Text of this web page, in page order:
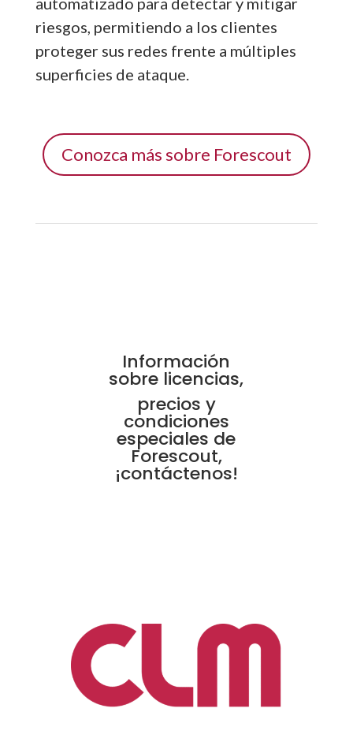
riesgos, permitiendo a los clientes
proteger sus redes frente a múltiples
superficies de ataque.
Conozca más sobre Forescout
Información
sobre licencias,
precios y
condiciones
especiales de
Forescout,
¡contáctenos!